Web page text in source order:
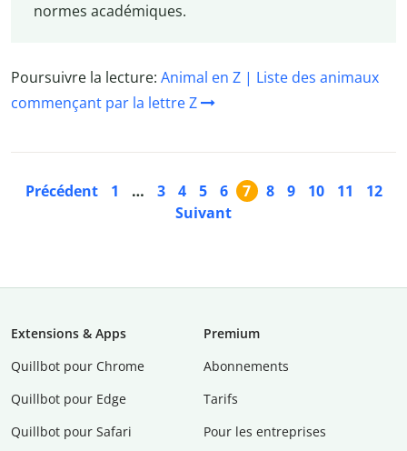
normes académiques.
Poursuivre la lecture: Animal en Z | Liste des animaux
commençant par la lettre Z
Précédent 1 … 3 4 5 6 7 8 9 10 11
12
Suivant
Extensions & Apps
Quillbot pour Chrome
Quillbot pour Edge
Quillbot pour Safari
Premium
Abonnements
Tarifs
Pour les entreprises